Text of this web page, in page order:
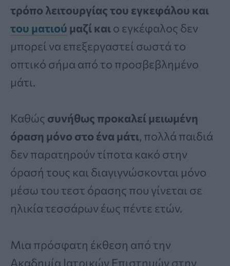
τρόπο λειτουργίας του εγκεφάλου και
του ματιού μαζί καιο εγκέφαλος δεν
μπορεί να επεξεργαστεί σωστά το
οπτικό σήμα από το προσβεβλημένο
μάτι.
Καθώς συνήθως προκαλεί μειωμένη
όραση μόνο στο ένα μάτι, πολλά παιδιά
δεν παρατηρούν τίποτα κακό στην
όρασή τους και διαγιγνώσκονται μόνο
μέσω του τεστ όρασης που γίνεται σε
ηλικία τεσσάρων έως πέντε ετών.
Μια πρόσφατη έκθεση από την
Ακαδημία Ιατρικών Επιστημών στην